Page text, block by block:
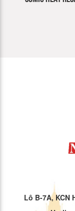
Lô B-7A, KCN